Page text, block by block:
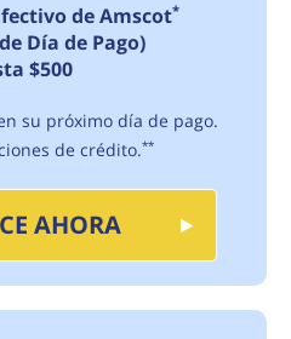
de Amscot*
Día de Pago)
$500
su próximo día de pago.
de crédito.**
AHORA